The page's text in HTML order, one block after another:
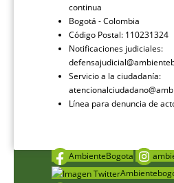
continua
Bogotá - Colombia
Código Postal: 110231324
Notificaciones judiciales:
Servicio a la ciudadanía:
Línea para denuncia de
AmbienteBogota